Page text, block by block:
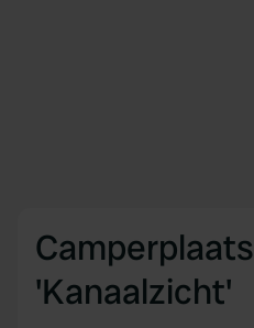
Camperplaats
'Kanaalzicht'